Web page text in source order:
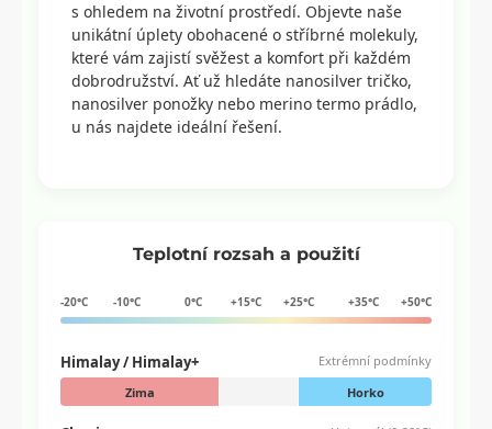
s ohledem na životní prostředí. Objevte naše
unikátní úplety obohacené o stříbrné molekuly,
které vám zajistí svěžest a komfort při každém
dobrodružství. Ať už hledáte nanosilver tričko,
nanosilver ponožky nebo merino termo prádlo,
u nás najdete ideální řešení.
Teplotní rozsah a použití
-20°C -10°C 0°C +15°C +25°C +35°C +50°C
Himalay / Himalay+
Extrémní podmínky
Zima
Horko